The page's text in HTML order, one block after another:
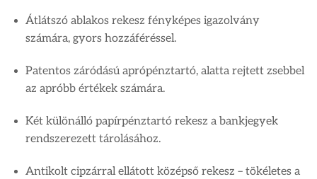
Átlátszó ablakos rekesz fényképes igazolvány
számára, gyors hozzáféréssel.
Patentos záródású aprópénztartó, alatta rejtett zsebbel
az apróbb értékek számára.
Két különálló papírpénztartó rekesz a bankjegyek
rendszerezett tárolásához.
Antikolt cipzárral ellátott középső rekesz – tökéletes a